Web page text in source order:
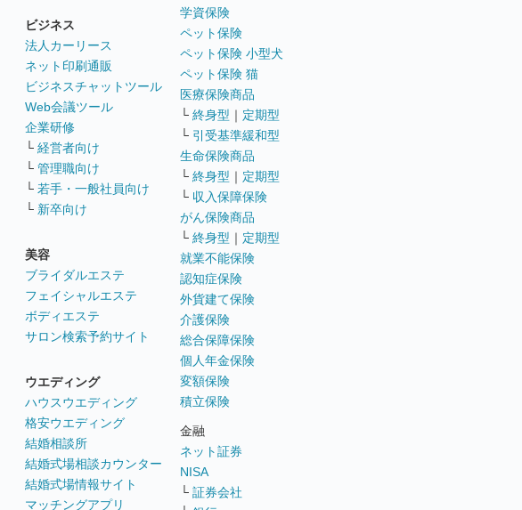
ビジネス
法人カーリース
ネット印刷通販
ビジネスチャットツール
Web会議ツール
企業研修
└ 経営者向け
└ 管理職向け
└ 若手・一般社員向け
└ 新卒向け
美容
ブライダルエステ
フェイシャルエステ
ボディエステ
サロン検索予約サイト
ウエディング
ハウスウエディング
格安ウエディング
結婚相談所
結婚式場相談カウンター
結婚式場情報サイト
マッチングアプリ
学資保険
ペット保険
ペット保険 小型犬
ペット保険 猫
医療保険商品
└ 終身型 ｜ 定期型
└ 引受基準緩和型
生命保険商品
└ 終身型 ｜ 定期型
└ 収入保障保険
がん保険商品
└ 終身型 ｜ 定期型
就業不能保険
認知症保険
外貨建て保険
介護保険
総合保障保険
個人年金保険
変額保険
積立保険
金融
ネット証券
NISA
└ 証券会社